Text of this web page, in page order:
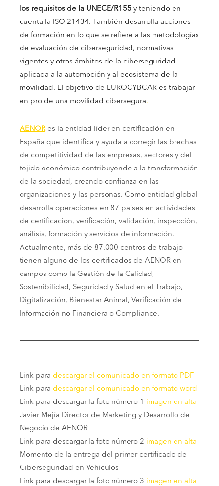
los requisitos de la UNECE/R155 y teniendo en
cuenta la ISO 21434. También desarrolla acciones
de formación en lo que se refiere a las metodologías
de evaluación de ciberseguridad, normativas
vigentes y otros ámbitos de la ciberseguridad
aplicada a la automoción y al ecosistema de la
movilidad. El objetivo de EUROCYBCAR es trabajar
en pro de una movilidad cibersegura.
AENORes la entidad líder en certificación en
España que identifica y ayuda a corregir las brechas
de competitividad de las empresas, sectores y del
tejido económico contribuyendo a la transformación
de la sociedad, creando confianza en las
organizaciones y las personas. Como entidad global
desarrolla operaciones en 87 países en actividades
de certificación, verificación, validación, inspección,
análisis, formación y servicios de información.
Actualmente, más de 87.000 centros de trabajo
tienen alguno de los certificados de AENOR en
campos como la Gestión de la Calidad,
Sostenibilidad, Seguridad y Salud en el Trabajo,
Digitalización, Bienestar Animal, Verificación de
Información no Financiera o Compliance.
Link para descargar el comunicado en formato PDF
Link para descargar el comunicado en formato word
Link para descargar la foto número 1 imagen en alta
Javier Mejía Director de Marketing y Desarrollo de
Negocio de AENOR
Link para descargar la foto número 2 imagen en alta
Momento de la entrega del primer certificado de
Ciberseguridad en Vehículos
Link para descargar la foto número 3 imagen en alta